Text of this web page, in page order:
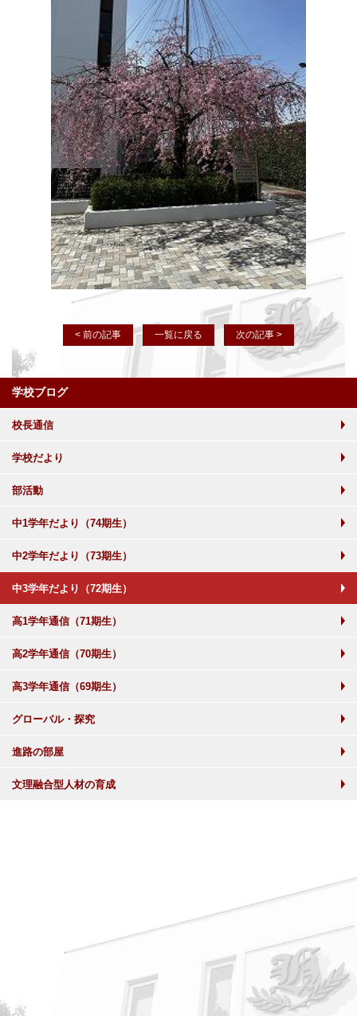
< 前の記事 一覧に戻る 次の記事 >
学校ブログ
校長通信
学校だより
部活動
中1学年だより（74期生）
中2学年だより（73期生）
中3学年だより（72期生）
高1学年通信（71期生）
高2学年通信（70期生）
高3学年通信（69期生）
グローバル・探究
進路の部屋
文理融合型人材の育成